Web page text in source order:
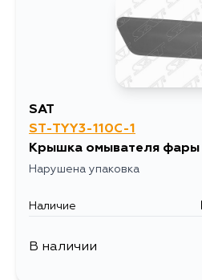
SAT
ST-TYY3-110C-1
Крышка омывателя фары
Нарушена упаковка
Наличие
В наличии